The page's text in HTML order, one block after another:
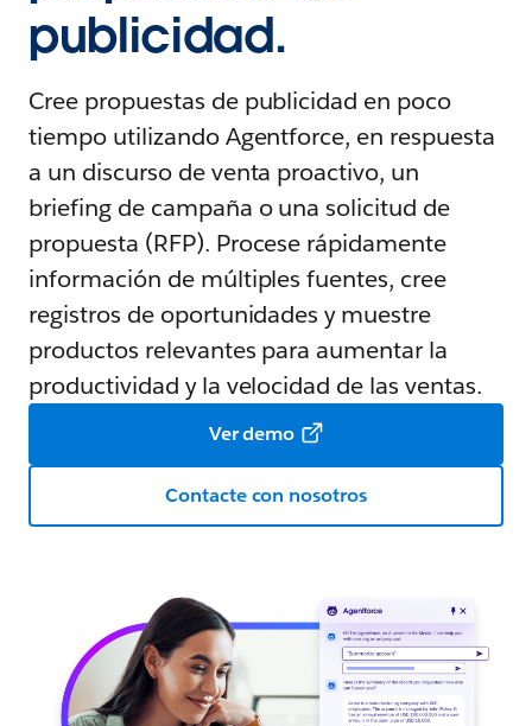
publicidad.
Cree propuestas de publicidad en poco
tiempo utilizando Agentforce, en respuesta
a un discurso de venta proactivo, un
briefing de campaña o una solicitud de
propuesta (RFP). Procese rápidamente
información de múltiples fuentes, cree
registros de oportunidades y muestre
productos relevantes para aumentar la
productividad y la velocidad de las ventas.
Ver demo
Contacte con nosotros